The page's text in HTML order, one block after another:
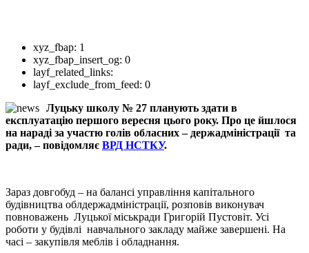
xyz_fbap: 1
xyz_fbap_insert_og: 0
layf_related_links:
layf_exclude_from_feed: 0
Луцьку школу № 27 планують здати в
експлуатацію першого вересня цього року. Про це йшлося
на нараді за участю голів обласних – держадміністрації та
ради, – повідомляє ВРД НСТКУ.
Зараз довгобуд – на балансі управління капітального
будівництва облдержадміністрації, розповів виконувач
повноважень Луцької міськради Григорій Пустовіт. Усі
роботи у будівлі навчального закладу майже завершені. На
часі – закупівля меблів і обладнання.